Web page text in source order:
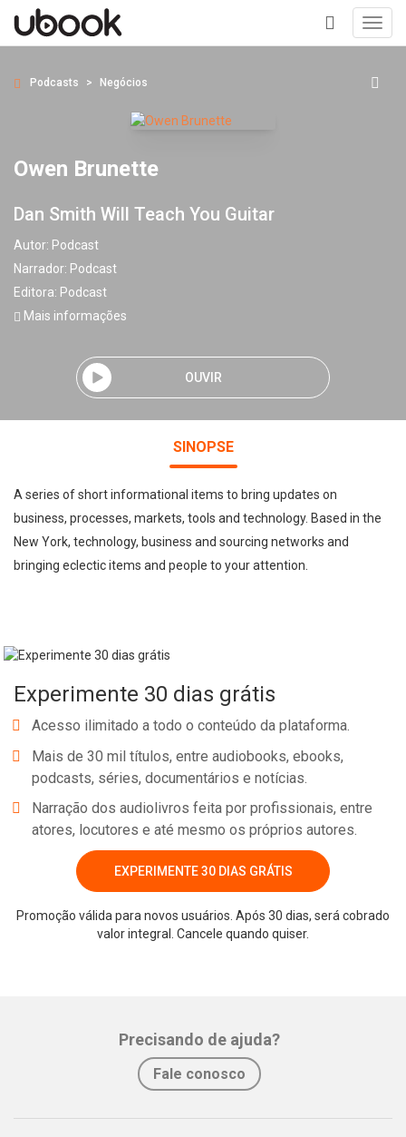
+
Podcasts Negócios
Owen Brunette
Dan Smith Will Teach You Guitar
Autor: Podcast
Narrador: Podcast
Editora: Podcast
Mais informações
OUVIR
SINOPSE
A series of short informational items to bring updates on
business, processes, markets, tools and technology. Based in the
New York, technology, business and sourcing networks and
bringing eclectic items and people to your attention.
Experimente 30 dias grátis
Acesso ilimitado a todo o conteúdo da plataforma.
Mais de 30 mil títulos, entre audiobooks, ebooks,
podcasts, séries, documentários e notícias.
Narração dos audiolivros feita por profissionais, entre
atores, locutores e até mesmo os próprios autores.
EXPERIMENTE 30 DIAS GRÁTIS
Promoção válida para novos usuários. Após 30 dias, será cobrado
valor integral. Cancele quando quiser.
Precisando de ajuda?
Fale conosco